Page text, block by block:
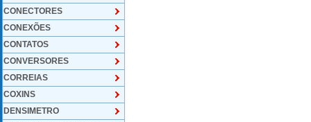
CONECTORES
CONEXÕES
CONTATOS
CONVERSORES
CORREIAS
COXINS
DENSIMETRO